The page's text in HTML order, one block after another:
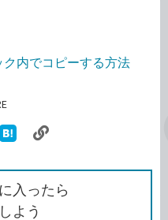
内でコピーする方法
な
ッ
ク
ク
を
コ
入ったら
よう